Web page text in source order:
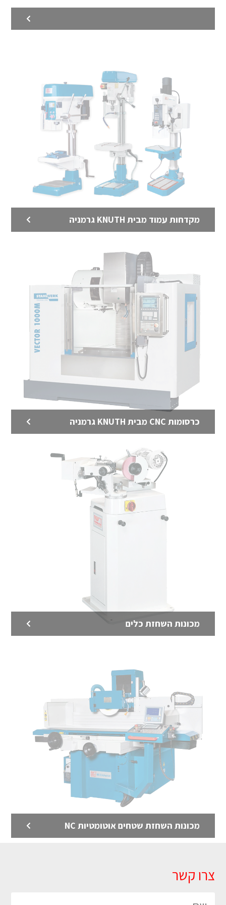
מכונות CNC מתקדמות לחיתוך בלייזר לפחים, פלטות
וצינורות מבית KNUTH גרמניה – מצוידות במקור לייזר של
חברת Raycus וראש חיתוך של חברת RAYTOOLS שווייץ.
המכונות מגיעות עם מערכת להחלפה אוטומטית של
שולחנות ומצלמות לצפייה בזמן אמיתי בתהליך החיתוך בתוך
המכונה
לדף המוצר >
לדף המוצר >
מקדחות עמוד מבית KNUTH גרמניה
מקדחות עמוד מבית KNUTH גרמניה
מקדחות עמוד מעולות מבית KNUTH גרמניה
לדף המוצר >
כרסומות CNC מבית KNUTH גרמניה
לדף המוצר >
מכונות השחזת כלים
מכונות השחזת שטחים אוטומטיות NC
צרו קשר